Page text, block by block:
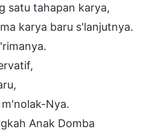
satu tahapan karya,
karya baru s'lanjutnya.
Nya.
Anak Domba